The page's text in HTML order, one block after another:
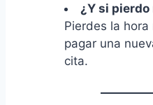
¿Y si
Pierdes la
pagar una
cita.